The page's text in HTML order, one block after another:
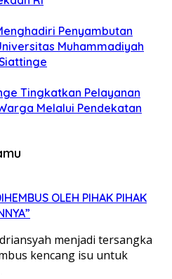
Penyambutan
Muhammadiyah
Tingkatkan Pelayanan
Melalui Pendekatan
OLEH PIHAK PIHAK
menjadi tersangka
kencang isu untuk